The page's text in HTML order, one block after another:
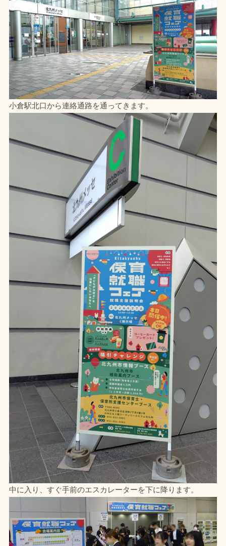
小倉駅北口から連絡通路を通ってきます。
中に入り、すぐ手前のエスカレーターを下に降ります。